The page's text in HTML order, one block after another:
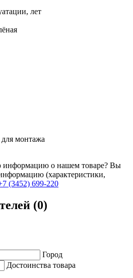
лет
монтажа
о нашем товаре? Вы
(характеристики,
(3452) 699-220
(0)
Город
Достоинства товара